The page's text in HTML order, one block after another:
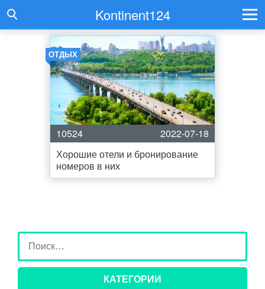
Kontinent124
ОТДЫХ
10524
2022-07-18
Хорошие отели и бронирование
номеров в них
КАТЕГОРИИ